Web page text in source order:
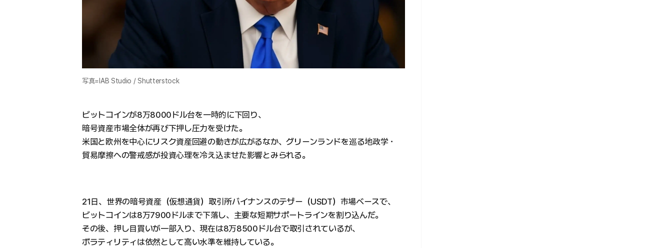
写真=IAB Studio / Shutterstock
ビットコインが8万8000ドル台を一時的に下回り、
暗号資産市場全体が再び下押し圧力を受けた。
米国と欧州を中心にリスク資産回避の動きが広がるなか、グリーンランドを巡る地政学・
貿易摩擦への警戒感が投資心理を冷え込ませた影響とみられる。
21日、世界の暗号資産（仮想通貨）取引所バイナンスのテザー（USDT）市場ベースで、
ビットコインは8万7900ドルまで下落し、主要な短期サポートラインを割り込んだ。
その後、押し目買いが一部入り、現在は8万8500ドル台で取引されているが、
ボラティリティは依然として高い水準を維持している。